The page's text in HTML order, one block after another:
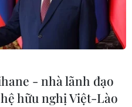
- nhà lãnh đạo
hữu nghị Việt-Lào